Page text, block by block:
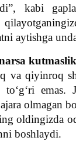
kabi
aytishga
kutmaslik
va qiyinroq
emas.
olmagan
oldingizda
boshlaydi.